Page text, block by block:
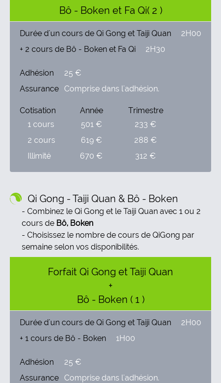
Bô - Boken et Fa Qi( 2 )
Durée d'un cours de Qi Gong et Taiji Quan
2H00
+ 2 cours de Bô - Boken et Fa Qi
2H30
Adhésion
25 €
Assurance Comprise dans l'adhésion.
Cotisation Année
Trimestre
1 cours
501 €
233 €
2 cours
619 €
288 €
Illimité
670 € 312 €
Qi Gong - Taiji Quan & Bô - Boken
Combinez le Qi Gong et le Taiji Quan avec 1 ou 2
cours de Bô, Boken
Choisissez le nombre de cours de QiGong par
semaine selon vos disponibilités.
Forfait Qi Gong et Taiji Quan
+
Bô - Boken ( 1 )
Durée d'un cours de Qi Gong et Taiji Quan
2H00
+ 1 cours de Bô - Boken
1H00
Adhésion
25 €
Assurance Comprise dans l'adhésion.